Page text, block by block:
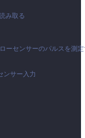
み取る
センサーのパルスを測定
サー入力